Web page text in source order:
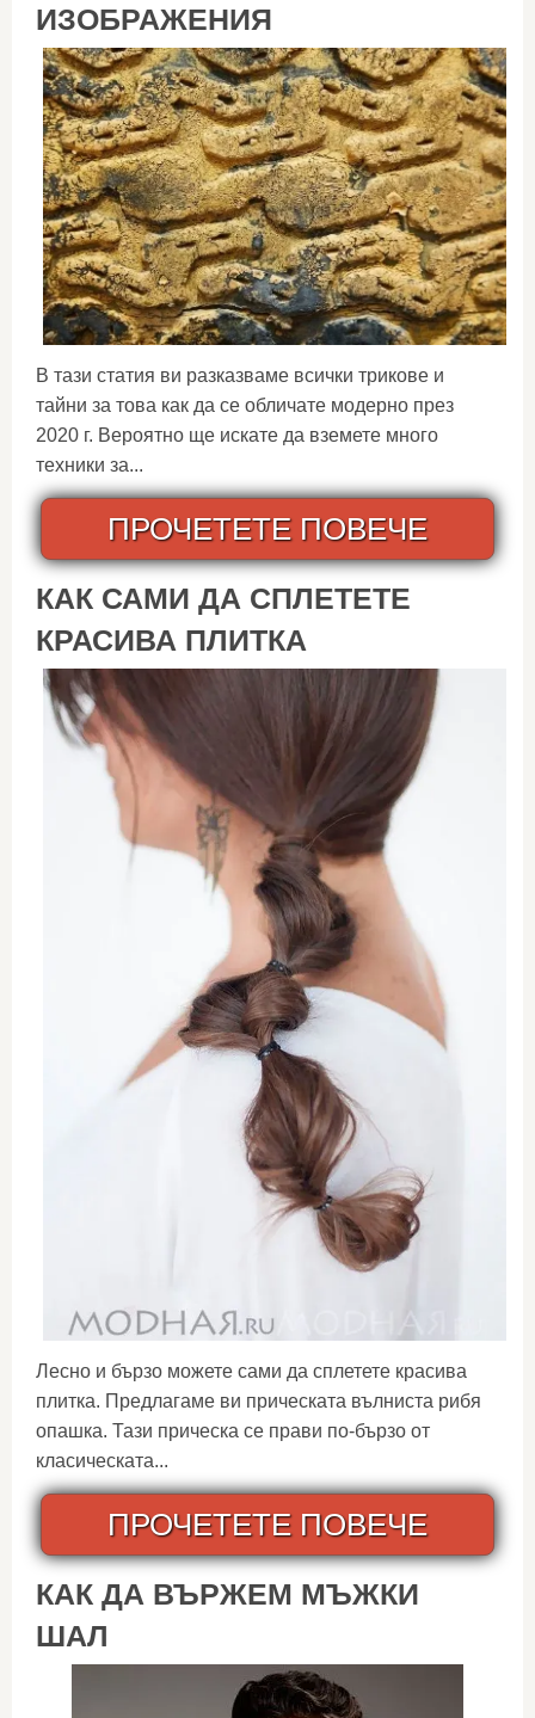
ИЗОБРАЖЕНИЯ
В тази статия ви разказваме всички трикове и
тайни за това как да се обличате модерно през
2020 г. Вероятно ще искате да вземете много
техники за...
ПРОЧЕТЕТЕ ПОВЕЧЕ
КАК САМИ ДА СПЛЕТЕТЕ
КРАСИВА ПЛИТКА
Лесно и бързо можете сами да сплетете красива
плитка. Предлагаме ви прическата вълниста рибя
опашка. Тази прическа се прави по-бързо от
класическата...
ПРОЧЕТЕТЕ ПОВЕЧЕ
КАК ДА ВЪРЖЕМ МЪЖКИ
ШАЛ